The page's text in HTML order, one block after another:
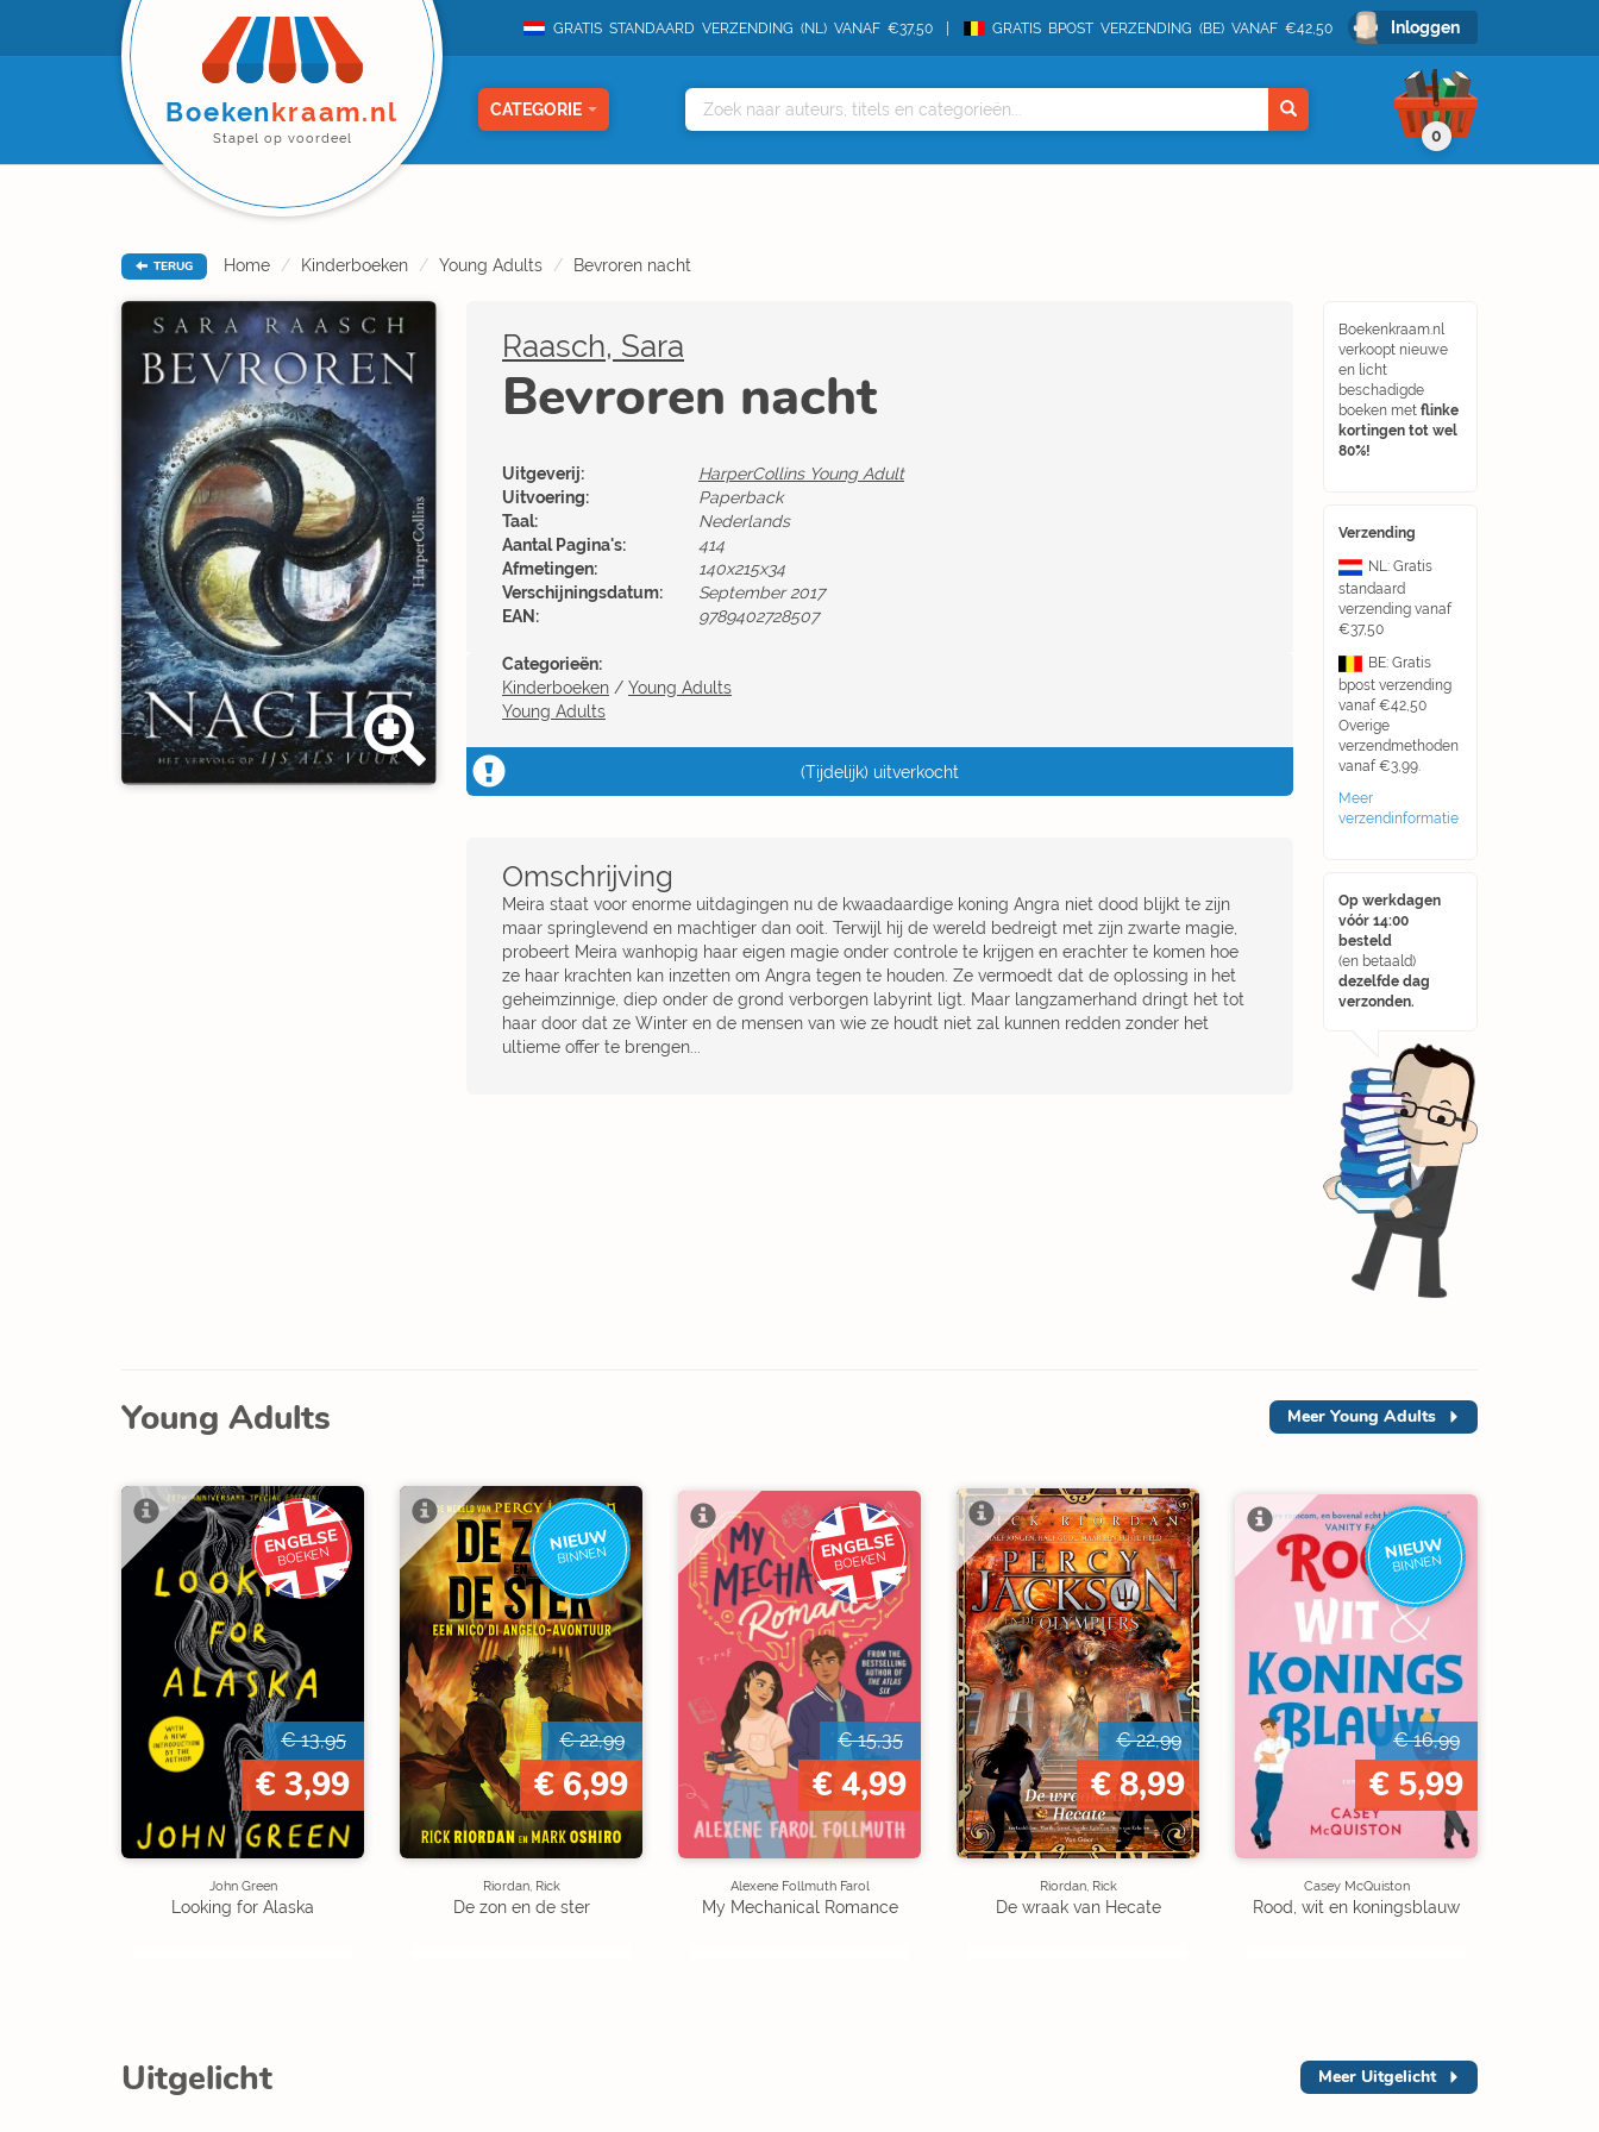
GRATIS STANDAARD VERZENDING (NL) VANAF €37,50 GRATIS BPOST VERZENDING (BE) VANAF €42,50 Inloggen
Boekenkraam.nl
Stapel op voordeel
CATEGORIE
0
TERUG Home Kinderboeken Young Adults Bevroren nacht
Boekenkraam.nl
verkoopt nieuwe
en licht
beschadigde
boeken met flinke
kortingen tot wel
80%!
Verzending
NL: Gratis
standaard
verzending vanaf
€37,50
BE: Gratis
bpost verzending
vanaf €42,50
Overige
verzendmethoden
vanaf €3,99.
Meer
verzendinformatie
Op werkdagen
vóór 14:00
besteld
(en betaald)
dezelfde dag
verzonden.
Raasch, Sara
Bevroren nacht
Uitgeverij:
HarperCollins Young Adult
Uitvoering:
Paperback
Taal:
Nederlands
Aantal Pagina's:
414
Afmetingen:
140x215x34
Verschijningsdatum:
September 2017
EAN:
9789402728507
Categorieën:
Kinderboeken / Young Adults
Young Adults
(Tijdelijk) uitverkocht
Omschrijving
Meira staat voor enorme uitdagingen nu de kwaadaardige koning Angra niet dood blijkt te zijn
maar springlevend en machtiger dan ooit. Terwijl hij de wereld bedreigt met zijn zwarte magie,
probeert Meira wanhopig haar eigen magie onder controle te krijgen en erachter te komen hoe
ze haar krachten kan inzetten om Angra tegen te houden. Ze vermoedt dat de oplossing in het
geheimzinnige, diep onder de grond verborgen labyrint ligt. Maar langzamerhand dringt het tot
haar door dat ze Winter en de mensen van wie ze houdt niet zal kunnen redden zonder het
ultieme offer te brengen...
Young Adults Meer Young Adults
ENGELSE
BOEKEN
€ 13,95
€ 3,99
John Green
Looking for Alaska
NIEUW
BINNEN
€ 22,99
€ 6,99
Riordan, Rick
De zon en de ster
ENGELSE
BOEKEN
€ 15,35
€ 4,99
Alexene Follmuth Farol
My Mechanical Romance
€ 22,99
€ 8,99
Riordan, Rick
De wraak van Hecate
NIEUW
BINNEN
€ 16,99
€ 5,99
Casey McQuiston
Rood, wit en koningsblauw
Uitgelicht Meer Uitgelicht